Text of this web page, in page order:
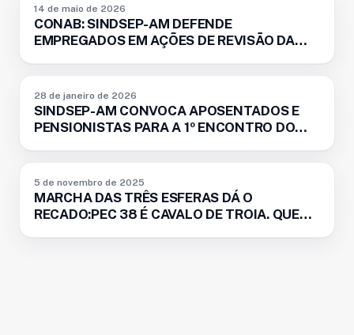
14 de maio de 2026
CONAB: SINDSEP-AM DEFENDE
EMPREGADOS EM AÇÕES DE REVISÃO DA
28 de janeiro de 2026
SINDSEP-AM CONVOCA APOSENTADOS E
PENSIONISTAS PARA A 1º ENCONTRO DO
5 de novembro de 2025
MARCHA DAS TRÊS ESFERAS DÁ O
RECADO:PEC 38 É CAVALO DE TROIA. QUEM